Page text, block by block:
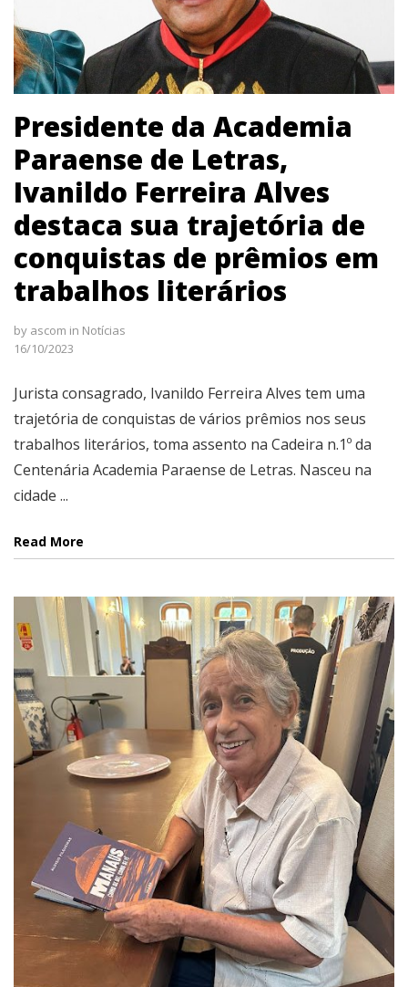
Presidente da Academia
Paraense de Letras,
Ivanildo Ferreira Alves
destaca sua trajetória de
conquistas de prêmios em
trabalhos literários
by ascom in Notícias
16/10/2023
Jurista consagrado, Ivanildo Ferreira Alves tem uma
trajetória de conquistas de vários prêmios nos seus
trabalhos literários, toma assento na Cadeira n.1º da
Centenária Academia Paraense de Letras. Nasceu na
cidade ...
Read More